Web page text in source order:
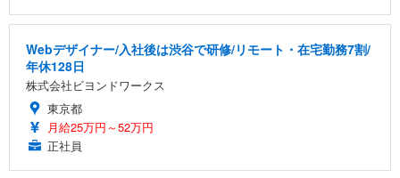
Webデザイナー/入社後は渋谷で研修/リモート・在宅勤務7割/
年休128日
株式会社ビヨンドワークス
東京都
月給25万円～52万円
正社員